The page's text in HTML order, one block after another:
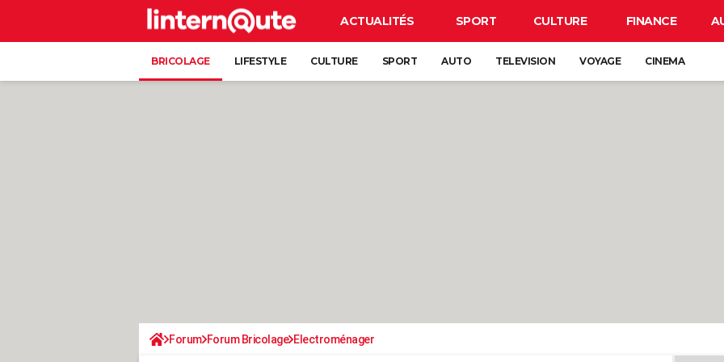
ACTUALITÉS SPORT CULTURE FINANCE
BRICOLAGE LIFESTYLE CULTURE SPORT AUTO TELEVISION VOYAGE CINEMA
Forum Forum Bricolage Electroménager